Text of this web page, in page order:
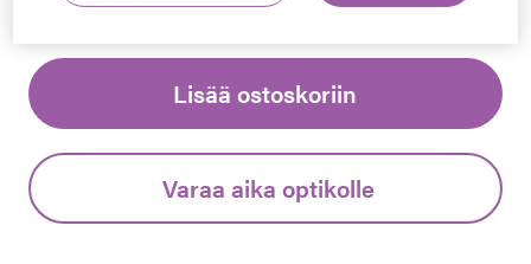
Lisää ostoskoriin
Varaa aika optikolle